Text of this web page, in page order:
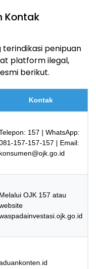
Kontak
penipuan
platform ilegal,
berikut.
Kontak
157 | WhatsApp:
157-157-157 | Email:
konsumen@ojk.go.id
Melalui OJK 157 atau